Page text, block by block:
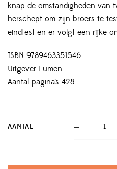
knap de omstandigheden van
herschept om zijn broers te
eindtest en er volgt een rijke
ISBN 9789463351546
Uitgever Lumen
Aantal pagina’s 428
AANTAL